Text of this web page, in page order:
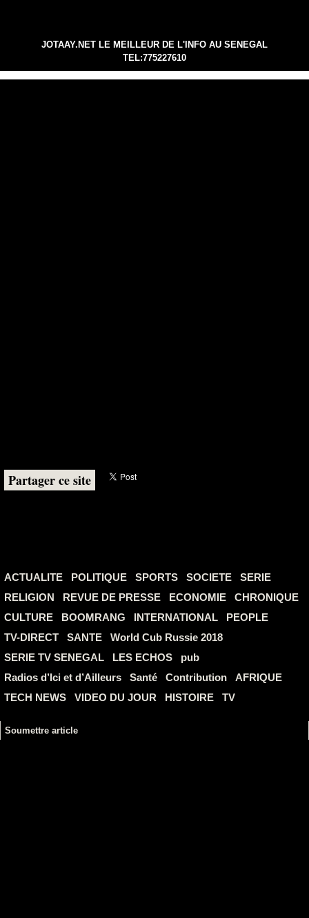
JOTAAY.NET LE MEILLEUR DE L'INFO AU SENEGAL
TEL:775227610
Partager ce site
ACTUALITE POLITIQUE SPORTS SOCIETE
SERIE
RELIGION
REVUE DE PRESSE ECONOMIE
CHRONIQUE
CULTURE
BOOMRANG INTERNATIONAL
PEOPLE
TV-DIRECT
SANTE
World Cub Russie 2018
SERIE TV SENEGAL
LES ECHOS
pub
Radios d’Ici et d’Ailleurs
Santé Contribution
AFRIQUE
TECH NEWS
VIDEO DU JOUR HISTOIRE TV
Soumettre article